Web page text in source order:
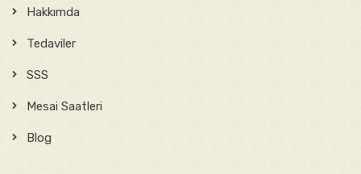
Hakkımda
Tedaviler
SSS
Mesai Saatleri
Blog